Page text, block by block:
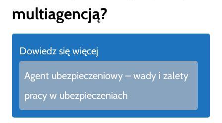
multiagencją?
Dowiedz się więcej
Agent ubezpieczeniowy – wady i zalety
pracy w ubezpieczeniach